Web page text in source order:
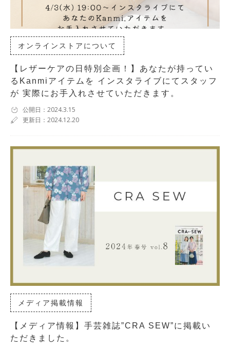
オンラインストアについて
【レザーケアの日特別企画！】あなたが持ってい
るKanmiアイテムを インスタライブにてスタッフ
が 実際にお手入れさせていただきます。
公開日：2024.3.15
更新日：2024.12.20
メディア掲載情報
【メディア情報】手芸雑誌”CRA SEW”に掲載い
ただきました。